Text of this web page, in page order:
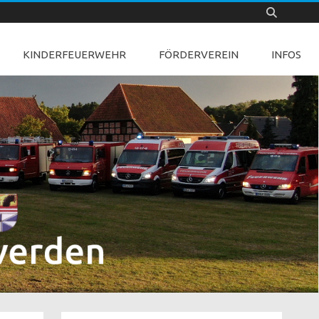
KINDERFEUERWEHR FÖRDERVEREIN INFOS